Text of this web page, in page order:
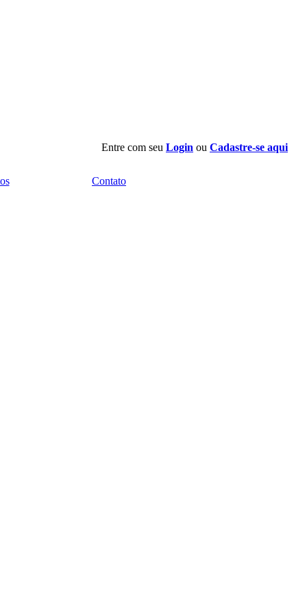
Entre com seu Login ou Cadastre-se aqui
Contato